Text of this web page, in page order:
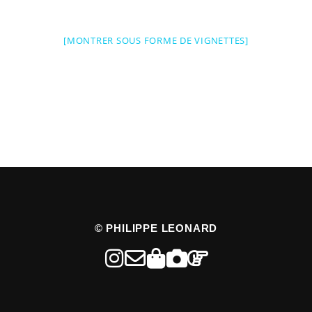
[MONTRER SOUS FORME DE VIGNETTES]
© PHILIPPE LEONARD